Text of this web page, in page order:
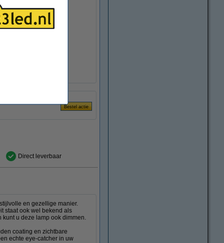
mm (bxh)
Direct leverbaar
en gezellige manier.
staat ook wel bekend als
u deze lamp ook dimmen.
coating en zichtbare
echte eye-catcher in uw